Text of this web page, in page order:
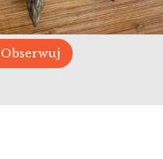
Obserwuj